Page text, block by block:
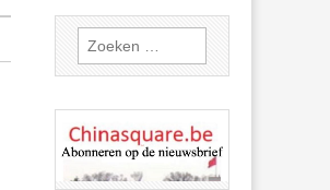
Zoeken
naar: